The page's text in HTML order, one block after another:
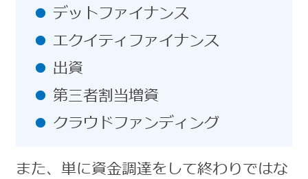
デットファイナンス
エクイティファイナンス
出資
第三者割当増資
クラウドファンディング
また、単に資金調達をして終わりではな